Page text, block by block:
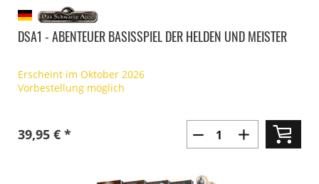
DSA1 - ABENTEUER BASISSPIEL DER HELDEN UND MEISTER
Erscheint im Oktober 2026
Vorbestellung möglich
39,95 € *